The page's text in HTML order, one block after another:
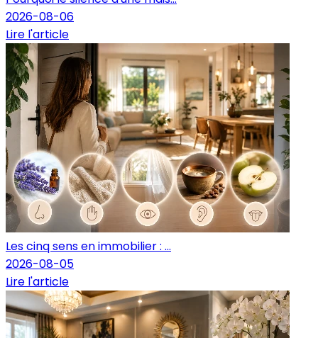
2026-08-06
Lire l'article
Les cinq sens en immobilier : ...
2026-08-05
Lire l'article